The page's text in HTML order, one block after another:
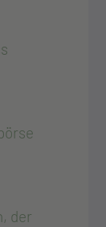
der